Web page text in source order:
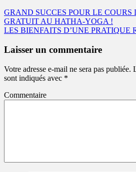
GRAND SUCCES POUR LE COURS
GRATUIT AU HATHA-YOGA !
LES BIENFAITS D’UNE PRATIQUE
Laisser un commentaire
Votre adresse e-mail ne sera pas publiée.
sont indiqués avec *
Commentaire